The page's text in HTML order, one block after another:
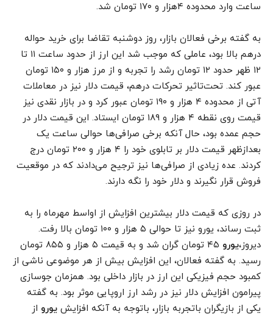
ساعت وارد محدوده ۴هزار و ۱۷۰ تومان شد.
به گفته برخی فعالان بازار، روز دوشنبه تقاضا برای خرید حواله
درهم بالا بود، عاملی که موجب شد این ارز از حدود ساعت ۱۱ تا
۱۲ ظهر حدود ۱۲ تومان رشد را تجربه و از مرز هزار و ۱۵۰ تومان
عبور کند. تحت‌تاثیر تحرکات درهم، قیمت دلار نیز در معاملات
آتی از محدوده ۴ هزار و ۱۹۰ تومان عبور کرد و در بازار نقدی نیز
قیمت روی نقطه ۴ هزار و ۱۸۹ تومان ایستاد. این قیمت دلار در
حجم عمده بود، حال آنکه برخی صرافی‌ها حوالی ساعت یک
بعدازظهر قیمت دلار بر تابلوی خود را ۴ هزار و ۲۰۰ تومان درج
کردند. عده زیادی از صرافی‌ها نیز ترجیح می‌دادند که در موقعیت
فروش قرار نگیرند و دلار خود را نگه دارند.
در روزی که قیمت دلار بیشترین افزایش از اواسط مهرماه را به
ثبت رساند، یورو نیز تا حوالی ۵ هزار و ۱۰۰ تومان بالا رفت.
دیروز،یورو
۴۵ تومان گران شد و به قیمت ۵ هزار و ۸۵۵ تومان
رسید. به گفته فعالان، این افزایش بیش از هر موضوعی ناشی از
کمبود حجم فیزیکی این ارز در بازار داخلی بود. همزمان جوسازی
پیرامون افزایش دلار نیز در رشد ارز اروپایی موثر بود. به گفته
یکی از بازیگران باتجربه بازار، باتوجه به آنکه افزایش یورو از